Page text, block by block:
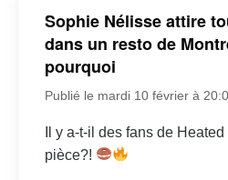
Sophie Nélisse attire
dans un resto de
pourquoi
Publié le mardi 10 février à
Il y a-t-il des fans de
pièce?!